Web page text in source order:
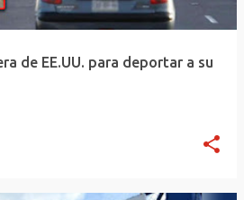
de EE.UU. para deportar a su